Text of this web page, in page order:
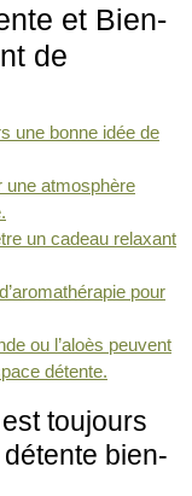
et Bien-
de
une bonne idée de
une atmosphère
un cadeau relaxant
pour
ou l’aloès peuvent
détente.
toujours
bien-